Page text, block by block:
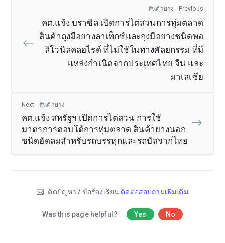
สินค้ายาง - Previous
คต.แจ้ง บราซิล เปิดการไต่สวนการทุ่มตลาด
สินค้าถุงมือยางลาเท็กซ์และถุงมือยางชนิดพอ
ลิโวนิลคลอไรด์ ที่ไม่ใช้ในทางศัลยกรรม ที่มี
แหล่งกำเนิดจากประเทศไทย จีน และ
มาเลเซีย
Next - สินค้ายาง
คต.แจ้ง สหรัฐฯ เปิดการไต่สวน การใช้
มาตรการตอบโต้การทุ่มตลาด สินค้ายางนอก
ชนิดอัดลมสำหรับรถบรรทุกและรถบัสจากไทย
ติดปัญหา / ข้อร้องเรียน ติดต่อสอบถามเพิ่มเติม
Was this page helpful? Yes No